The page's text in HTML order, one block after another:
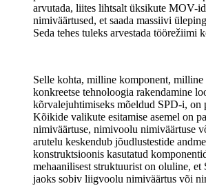
arvutada, liites lihtsalt üksikute MOV-
nimiväärtused, et saada massiivi
Seda tehes tuleks arvestada töörežiimi
Selle kohta, milline komponent, milline
konkreetse tehnoloogia rakendamine
kõrvalejuhtimiseks mõeldud SPD-i, on
Kõikide valikute esitamise asemel on
nimiväärtuse, nimivoolu nimiväärtuse
arutelu keskendub jõudlustestide
konstruktsioonis kasutatud
mehaanilisest struktuurist on oluline, et
jaoks sobiv liigvoolu nimiväärtus või